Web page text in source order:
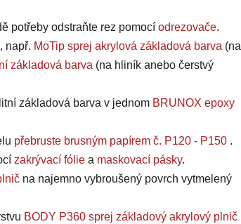
potřeby odstraňte rez pomocí odrezovače.
např. MoTip sprej akrylová základová barva (na
základová barva (na hliník anebo čerstvý
základová barva v jednom BRUNOX epoxy
přebruste brusným papírem č. P120 - P150 .
zakrývací fólie a maskovací pásky.
na najemno vybroušený povrch vytmelený
BODY P360 sprej základový akrylový plnič